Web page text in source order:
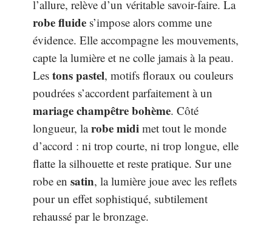
l’allure, relève d’un véritable savoir-faire. La
robe fluide s’impose alors comme une
évidence. Elle accompagne les mouvements,
capte la lumière et ne colle jamais à la peau.
Les tons pastel, motifs floraux ou couleurs
poudrées s’accordent parfaitement à un
mariage champêtre bohème. Côté
longueur, larobe midi met tout le monde
d’accord : ni trop courte, ni trop longue, elle
flatte la silhouette et reste pratique. Sur une
robe en satin, la lumière joue avec les reflets
pour un effet sophistiqué, subtilement
rehaussé par le bronzage.